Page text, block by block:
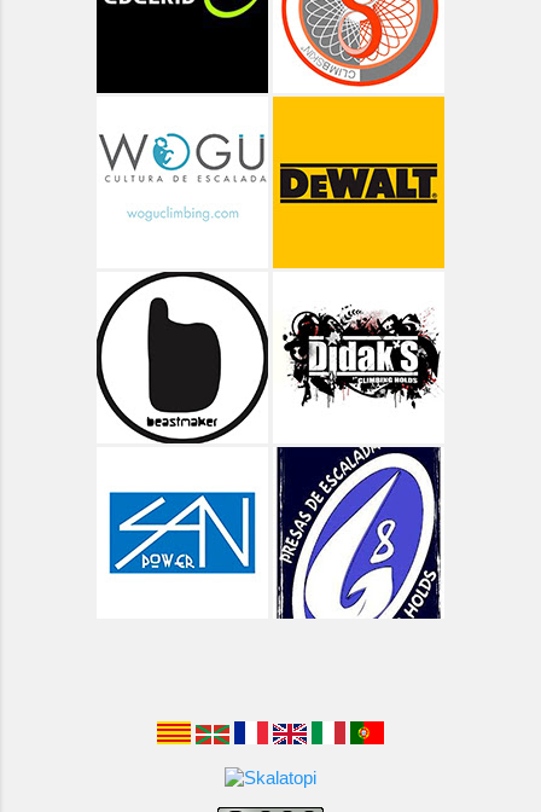
Aragón - Ordesa ruta de las Cascadas
Aragón - Pico Arriel
Aragón - Valle de Bujaruelo
Aragón - Valle de Ordiso
Aragón - Vías Clásicas
Arbolí Bloque
Asturias
Asturias - Circular Lagos de Covadonga
Asturias - Oriente - Carbes
Asturias - Oriente - Cuevas del Mar
Asturias - Oriente - Las Cabadas
Asturias - Oviedo - Teverga
Asturias - Ruta de Las Xanas
Asturias - Ruta del Cares
Asturias - Senderismo